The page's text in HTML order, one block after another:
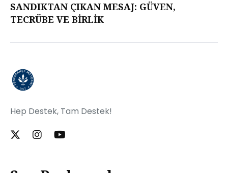
SANDIKTAN ÇIKAN MESAJ: GÜVEN,
TECRÜBE VE BİRLİK
Hep Destek, Tam Destek!